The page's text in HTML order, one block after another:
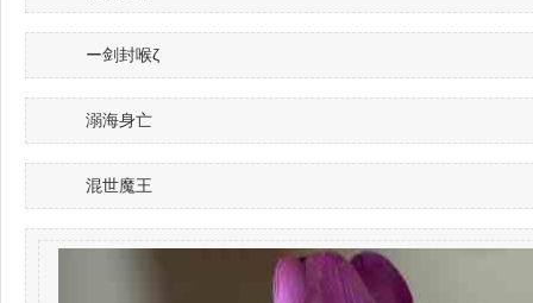
ー剑封喉ζ
溺海身亡
混世魔王